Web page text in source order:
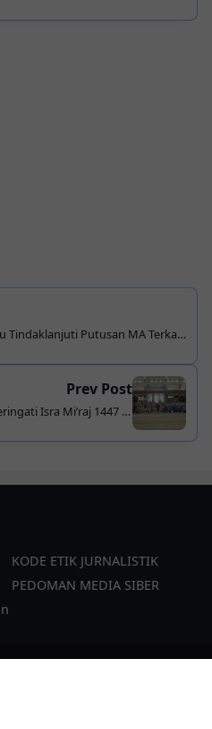
Tindaklanjuti Putusan MA Terkait
Prev Post
Isra Mi’raj 1447 H,
KODE ETIK JURNALISTIK
PEDOMAN MEDIA SIBER